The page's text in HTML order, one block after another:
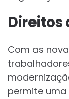
Direitos
Com as
permite